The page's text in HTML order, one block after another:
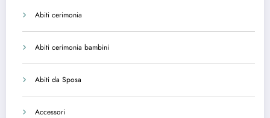
Abiti cerimonia
Abiti cerimonia bambini
Abiti da Sposa
Accessori